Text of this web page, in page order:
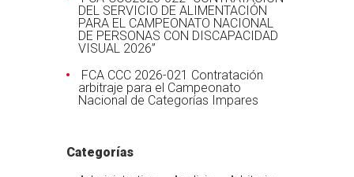
DEL SERVICIO DE ALIMENTACIÓN
PARA EL CAMPEONATO NACIONAL
DE PERSONAS CON DISCAPACIDAD
VISUAL 2026”
FCA CCC 2026-021 Contratación
arbitraje para el Campeonato
Nacional de Categorías Impares
Categorías